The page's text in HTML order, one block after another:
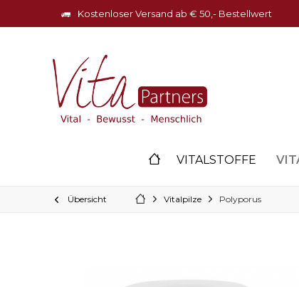
Kostenloser Versand ab € 50,- Bestellwert
VITALSTOFFE
Übersicht Vitalpilze Polyporus